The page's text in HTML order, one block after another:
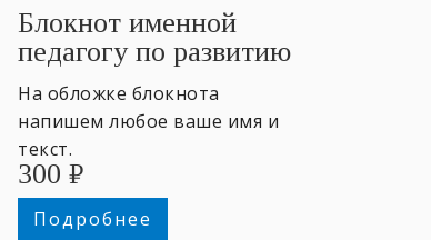
Блокнот именной
педагогу по развитию
данных
На обложке блокнота
напишем любое ваше имя и
текст.
300 ₽
Подробнее